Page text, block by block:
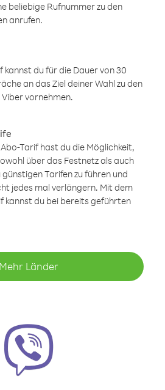
beliebige Rufnummer zu den
anrufen.
kannst du für die Dauer von 30
an das Ziel deiner Wahl zu den
vornehmen.
Tarif hast du die Möglichkeit,
über das Festnetz als auch
Tarifen zu führen und
jedes mal verlängern. Mit dem
kannst du bei bereits geführten
Mehr Länder